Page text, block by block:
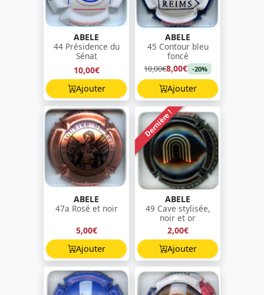
ABELE
44 Présidence du
Sénat
10,00€
Ajouter
ABELE
45 Contour bleu
foncé
10,00€8,00€ -20%
Ajouter
ABELE
47a Rosé et noir
5,00€
Ajouter
Dernière !
ABELE
49 Cave stylisée,
noir et or
2,00€
Ajouter